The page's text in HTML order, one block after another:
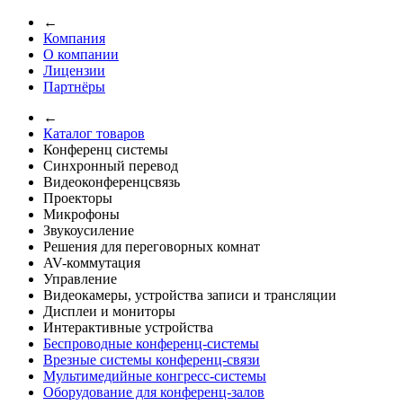
←
Компания
О компании
Лицензии
Партнёры
←
Каталог товаров
Конференц системы
Синхронный перевод
Видеоконференцсвязь
Проекторы
Микрофоны
Звукоусиление
Решения для переговорных комнат
AV-коммутация
Управление
Видеокамеры, устройства записи и трансляции
Дисплеи и мониторы
Интерактивные устройства
Беспроводные конференц-системы
Врезные системы конференц-связи
Мультимедийные конгресс-системы
Оборудование для конференц-залов